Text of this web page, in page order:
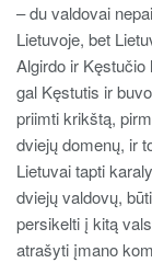
– du valdovai
Lietuvoje, bet
Algirdo ir
gal Kęstutis ir
priimti krikštą,
dviejų domenų, ir
Lietuvai tapti
dviejų valdovų,
persikelti į kitą
atrašyti įmano